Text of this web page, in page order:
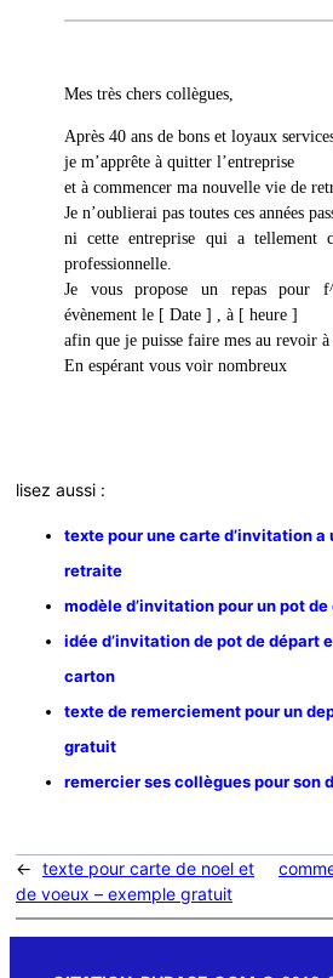
Mes très chers collègues,
Après 40 ans de bons et loyaux
je m’apprête à quitter l’entreprise
et à commencer ma nouvelle vie de
Je n’oublierai pas toutes ces années
ni cette entreprise qui a tellement
professionnelle.
Je vous propose un repas pour
évènement le [ Date ] , à [ heure ]
afin que je puisse faire mes au revoir à
En espérant vous voir nombreux
lisez aussi :
texte pour une carte d’invitation a
retraite
modèle d’invitation pour un pot
idée d’invitation de pot de départ
carton
texte de remerciement pour un
gratuit
remercier ses collègues pour son
← texte pour carte de noel et
de voeux – exemple gratuit